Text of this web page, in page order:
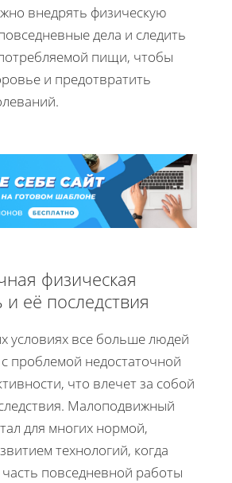
внедрять физическую
дела и следить
пищи, чтобы
и предотвратить
физическая
и её последствия
условиях все больше людей
проблемой недостаточной
что влечет за собой
Малоподвижный
для многих нормой,
технологий, когда
повседневной работы